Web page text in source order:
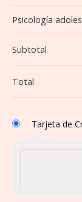
Psicología
Subtotal
Total
Tarjeta de